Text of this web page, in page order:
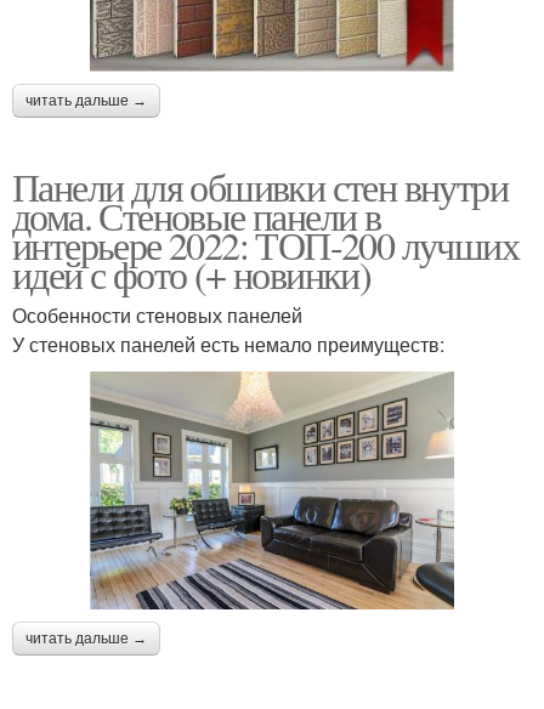
читать дальше →
Панели для обшивки стен внутри
дома. Стеновые панели в
интерьере 2022: ТОП-200 лучших
идей с фото (+ новинки)
Особенности стеновых панелей
У стеновых панелей есть немало преимуществ:
читать дальше →